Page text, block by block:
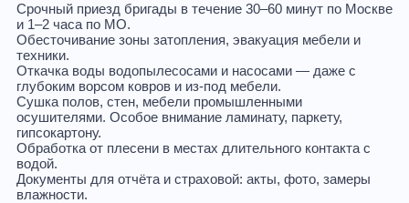
Срочный приезд бригады в течение 30–60 минут по Москве
и 1–2 часа по МО.
Обесточивание зоны затопления, эвакуация мебели и
техники.
Откачка воды водопылесосами и насосами — даже с
глубоким ворсом ковров и из-под мебели.
Сушка полов, стен, мебелипромышленными
осушителями. Особое внимание ламинату, паркету,
гипсокартону.
Обработка от плесенив местах длительного контакта с
водой.
Документы для отчётаи страховой: акты, фото, замеры
влажности.